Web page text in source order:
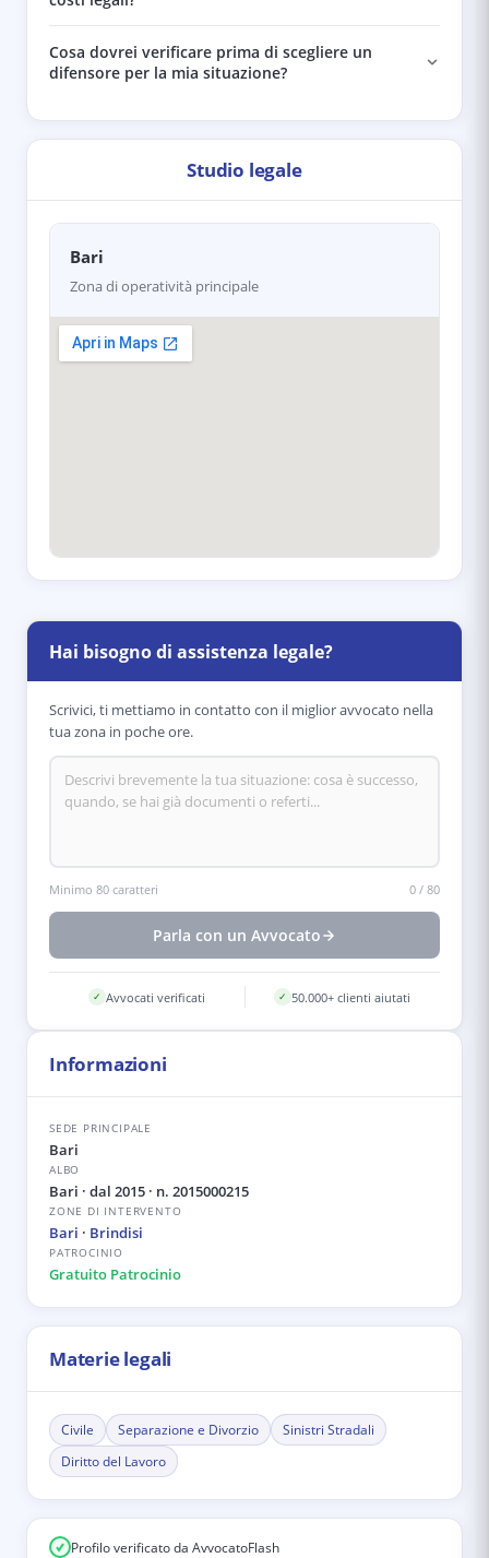
Cosa dovrei verificare prima di scegliere un
difensore per la mia situazione?
Studio legale
Bari
Zona di operatività principale
Hai bisogno di assistenza legale?
Scrivici, ti mettiamo in contatto con il miglior avvocato nella
tua zona in poche ore.
Minimo 80 caratteri 0 / 80
Parla con un Avvocato
✓ Avvocati verificati ✓ 50.000+ clienti aiutati
Informazioni
SEDE PRINCIPALE
Bari
ALBO
Bari · dal 2015 · n. 2015000215
ZONE DI INTERVENTO
Bari · Brindisi
PATROCINIO
Gratuito Patrocinio
Materie legali
Civile Separazione e Divorzio
Sinistri Stradali
Diritto del Lavoro
Profilo verificato da AvvocatoFlash